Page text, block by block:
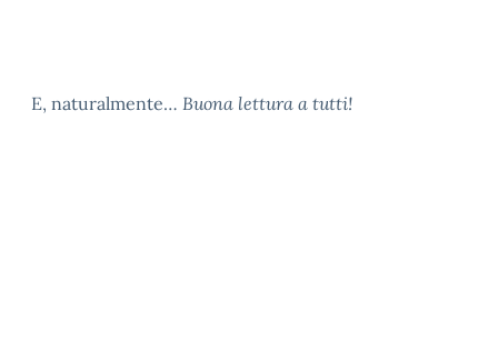
E, naturalmente… Buona lettura a tutti!